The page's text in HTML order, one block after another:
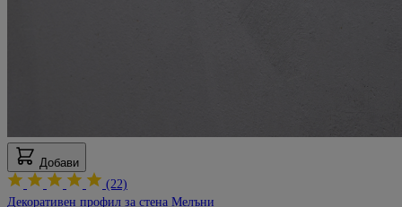
Добави
(22)
Декоративен профил за стена Мелъни